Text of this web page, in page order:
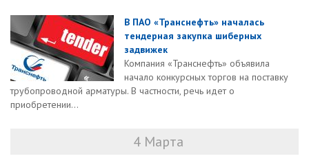
В ПАО «Транснефть» началась
тендерная закупка шиберных
задвижек
Компания «Транснефть» объявила
начало конкурсных торгов на поставку
трубопроводной арматуры. В частности, речь идет о
приобретении...
4 Марта